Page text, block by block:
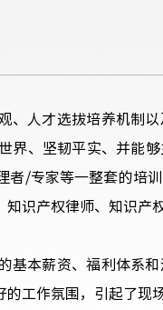
、人才选拔培养机制
界、坚韧平实、并能
者/专家等一整套的培
识产权律师、知识产
基本薪资、福利体系
工作氛围，引起了现